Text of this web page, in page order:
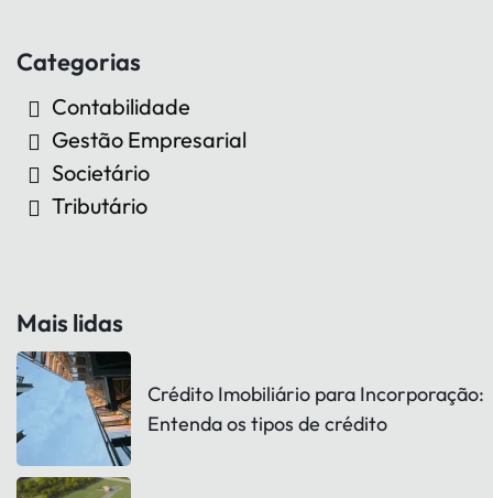
Categorias
Contabilidade
Gestão Empresarial
Societário
Tributário
Mais lidas
Crédito Imobiliário para Incorporação:
Entenda os tipos de crédito